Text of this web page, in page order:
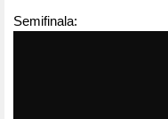
Semifinala: